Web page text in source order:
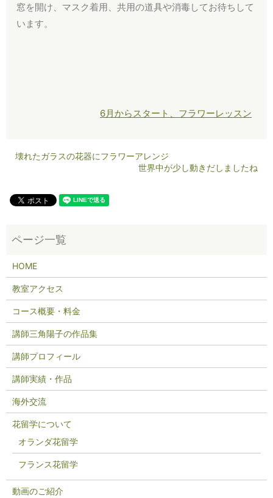
窓を開け、マスク着用、共用の道具や消毒してお待ちして
います。
6月からスタート、フラワーレッスン
壊れたガラスの花器にフラワーアレンジ
世界中が少し動きだしましたね
HOME
教室アクセス
コース概要・料金
講師三角陽子の作品集
講師プロフィール
講師実績・作品
海外交流
花留学について
オランダ花留学
フランス花留学
動画のご紹介